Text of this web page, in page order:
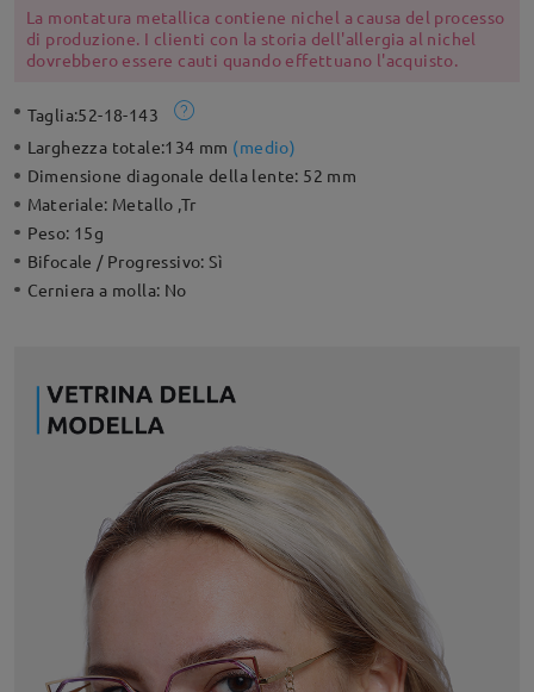
La montatura metallica contiene nichel a causa del processo
di produzione. I clienti con la storia dell'allergia al nichel
dovrebbero essere cauti quando effettuano l'acquisto.
Taglia:52-18-143
Larghezza totale:134 mm (medio)
Dimensione diagonale della lente: 52 mm
Materiale: Metallo ,Tr
Peso: 15g
Bifocale / Progressivo:Sì
Cerniera a molla: No